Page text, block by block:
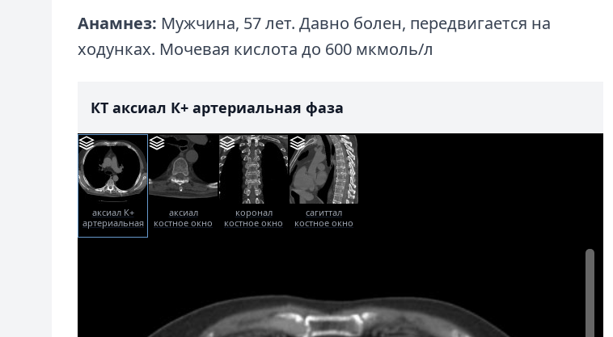
Анамнез: Мужчина, 57 лет. Давно болен, передвигается на
ходунках. Мочевая кислота до 600 мкмоль/л
КТ аксиал К+ артериальная фаза
аксиал К+
артериальная
аксиал
костное окно
коронал
костное окно
сагиттал
костное окно